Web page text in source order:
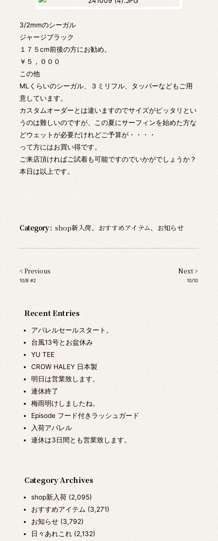
Recent Entries
アパレルセールスタート。
台風13号とお盆休み
YU TEE
CROW HALEY 日本製
明日は営業致します。
連休終了
梅雨明けしましたね。
Episode フード付きラッシュガード
入荷アパレル
連休は3日間とも営業致します。
Category Archives
shop新入荷(2,095)
おすすめアイテム (3,271)
お知らせ(3,792)
日々あれこれ(2,132)
3/2mmのシーガル
ジャージブラック
１７５cm前後の方にお勧め。
￥５，０００
この他
MLくらいのシーガル、３ミリフル、タッパーなどもご用
意しています。
カスタムオーダーとは違いますのでサイズがピッタリとい
うのは難しいのですが、この夏にサーフィンを始めた方な
どウェットが必要だけれどご予算が・・・・
って方にはお買い得です。
ご来店頂ければご試着も可能ですのでいかがでしょうか？
本日は以上です。
Category : shop新入荷、 おすすめアイテム、 お知らせ
< Previous
10/8 #2
Next >
10/10